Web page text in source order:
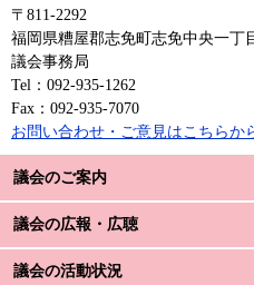
議会のご案内
議会の広報・広聴
議会の活動状況
〒811-2292
福岡県糟屋郡志免町志免中央一丁
議会事務局
Tel：092-935-1262
Fax：092-935-7070
お問い合わせ・ご意見はこちらか